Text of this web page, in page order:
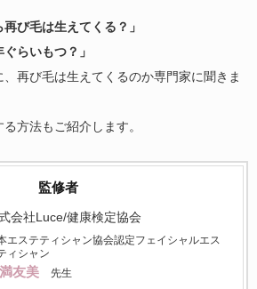
び毛は生えてくる？」
らいもつ？」
再び毛は生えてくるのか専門家に聞きま
方法もご紹介します。
監修者
会社Luce/健康検定協会
エステティシャン協会認定フェイシャルエス
ィシャン
友美 先生